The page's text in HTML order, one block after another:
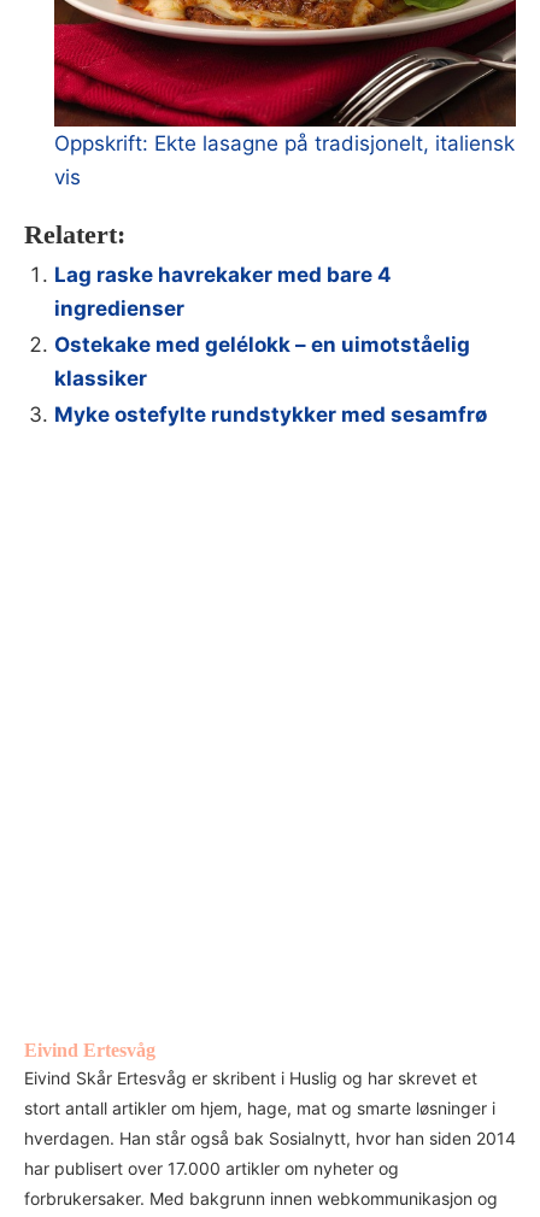
Oppskrift: Ekte lasagne på tradisjonelt, italiensk
vis
Relatert:
Lag raske havrekaker med bare 4
ingredienser
Ostekake med gelélokk – en uimotståelig
klassiker
Myke ostefylte rundstykker med sesamfrø
Eivind Ertesvåg
Eivind Skår Ertesvåg er skribent i Huslig og har skrevet et
stort antall artikler om hjem, hage, mat og smarte løsninger i
hverdagen. Han står også bak Sosialnytt, hvor han siden 2014
har publisert over 17.000 artikler om nyheter og
forbrukersaker. Med bakgrunn innen webkommunikasjon og